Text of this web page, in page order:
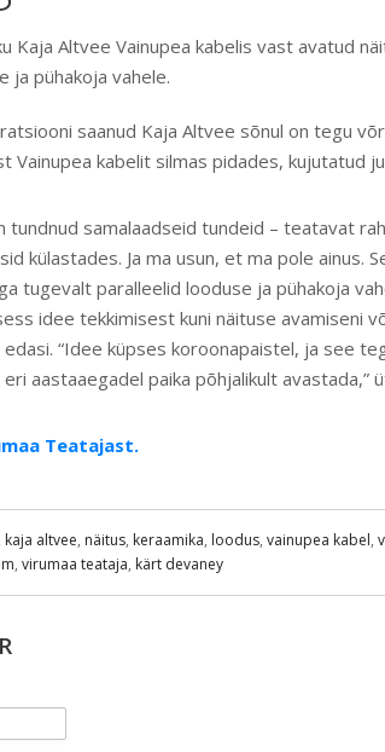
Kaja Altvee Vainupea kabelis vast avatud
ja pühakoja vahele.
saanud Kaja Altvee sõnul on tegu
Vainupea kabelit silmas pidades, kujutatud
tundnud samalaadseid tundeid – teatavat
külastades. Ja ma usun, et ma pole ainus.
tugevalt paralleelid looduse ja pühakoja
idee tekkimisest kuni näituse avamiseni
“Idee küpses koroonapaistel, ja see
aastaaegadel paika põhjalikult avastada,”
Teatajast.
kaja altvee, näitus, keraamika, loodus, vainupea kabel,
, virumaa teataja, kärt devaney